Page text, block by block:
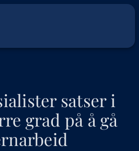
satser i
grad på å gå